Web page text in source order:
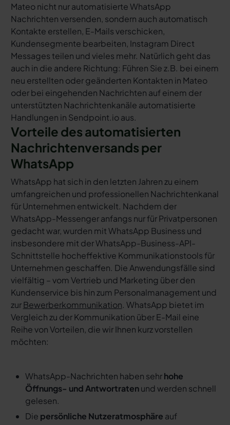
Mateo nicht nur automatisierte WhatsApp
Nachrichten versenden, sondern auch automatisch
Kontakte erstellen, E-Mails verschicken,
Kundensegmente bearbeiten, Instagram Direct
Messages teilen und vieles mehr. Natürlich geht das
auch in die andere Richtung: Führen Sie z.B. bei einem
neu erstellten oder geänderten Kontakten in Mateo
oder bei eingehenden Nachrichten auf einem der
unterstützten Nachrichtenkanäle automatisierte
Handlungen in Sendpoint.io aus.
Vorteile des automatisierten
Nachrichtenversands per
WhatsApp
WhatsApp hat sich in den letzten Jahren zu einem
umfangreichen und professionellen Nachrichtenkanal
für Unternehmen entwickelt. Nachdem der
WhatsApp-Messenger anfangs nur für Privatpersonen
gedacht war, wurden mit WhatsApp Business und
insbesondere mit der WhatsApp-Business-API-
Schnittstelle hocheffektive Kommunikationstools für
Unternehmen geschaffen. Die Anwendungsfälle sind
vielfältig – vom Vertrieb und Marketing über den
Kundenservice bis hin zum Personalmanagement und
zurBewerberkommunikation. WhatsApp bietet im
Vergleich zu der Kommunikation über E-Mail eine
Reihe von Vorteilen, die wir Ihnen kurz vorstellen
möchten:
WhatsApp-Nachrichten haben sehrhohe
Öffnungs- und Antwortratenund werden schnell
gelesen.
Die persönliche Nutzeratmosphäre auf